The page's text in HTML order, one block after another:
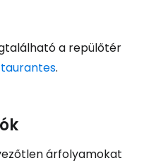
a repülőtér
.
árfolyamokat